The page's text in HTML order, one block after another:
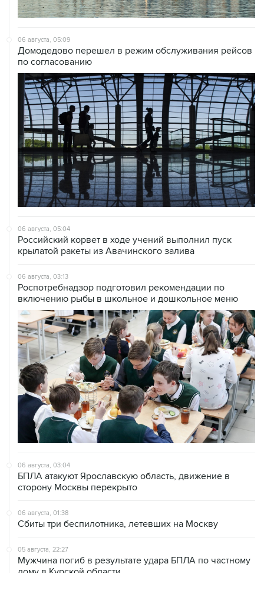
06 августа, 05:09
Домодедово перешел в режим обслуживания рейсов
по согласованию
06 августа, 05:04
Российский корвет в ходе учений выполнил пуск
крылатой ракеты из Авачинского залива
06 августа, 03:13
Роспотребнадзор подготовил рекомендации по
включению рыбы в школьное и дошкольное меню
06 августа, 03:04
БПЛА атакуют Ярославскую область, движение в
сторону Москвы перекрыто
06 августа, 01:38
Сбиты три беспилотника, летевших на Москву
05 августа, 22:27
Мужчина погиб в результате удара БПЛА по частному
дому в Курской области